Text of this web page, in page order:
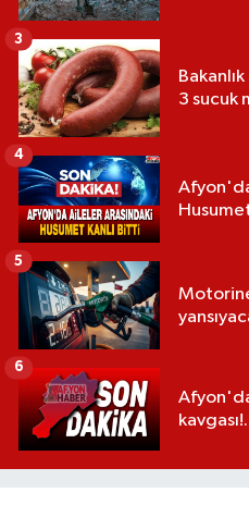
3 sucuk
3
4
5
6